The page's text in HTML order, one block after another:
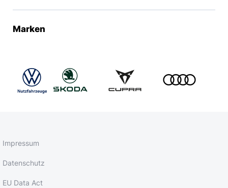
Marken
Impressum
Datenschutz
EU Data Act